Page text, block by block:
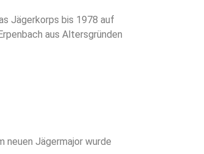
Jägerkorps bis 1978 auf
aus Altersgründen
neuen Jägermajor wurde